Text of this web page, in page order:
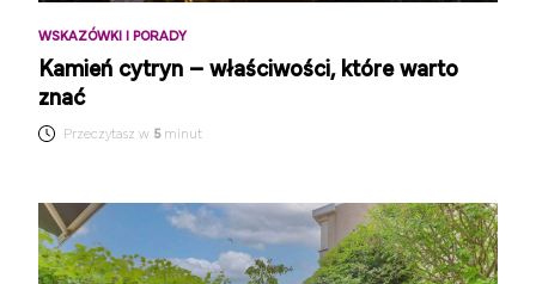
WSKAZÓWKI I PORADY
Kamień cytryn – właściwości, które warto
znać
Przeczytasz w 5minut